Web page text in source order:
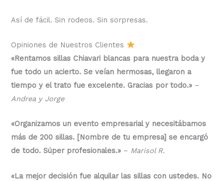
Así de fácil. Sin rodeos. Sin sorpresas.
Opiniones de Nuestros Clientes
«Rentamos sillas Chiavari blancas para nuestra boda y
fue todo un acierto. Se veían hermosas, llegaron a
tiempo y el trato fue excelente. Gracias por todo.» –
Andrea y Jorge
«Organizamos un evento empresarial y necesitábamos
más de 200 sillas. [Nombre de tu empresa] se encargó
de todo. Súper profesionales.» – Marisol R.
«La mejor decisión fue alquilar las sillas con ustedes. No